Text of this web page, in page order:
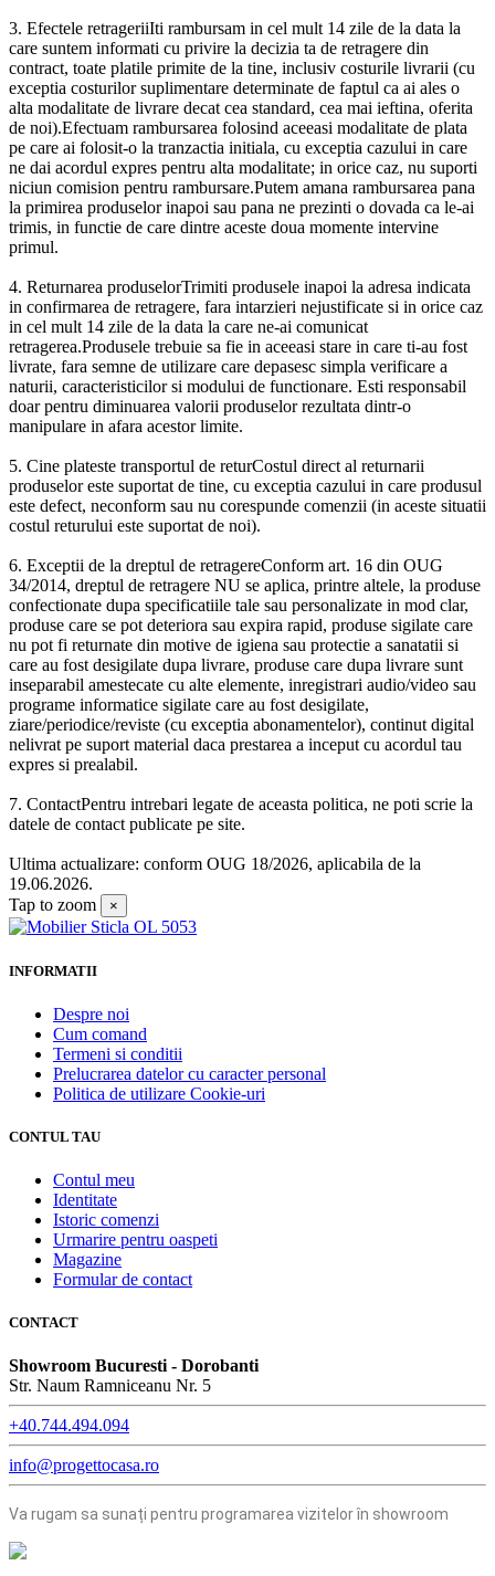
3. Efectele retrageriiIti rambursam in cel mult 14 zile de la data la
care suntem informati cu privire la decizia ta de retragere din
contract, toate platile primite de la tine, inclusiv costurile livrarii (cu
exceptia costurilor suplimentare determinate de faptul ca ai ales o
alta modalitate de livrare decat cea standard, cea mai ieftina, oferita
de noi).Efectuam rambursarea folosind aceeasi modalitate de plata
pe care ai folosit-o la tranzactia initiala, cu exceptia cazului in care
ne dai acordul expres pentru alta modalitate; in orice caz, nu suporti
niciun comision pentru rambursare.Putem amana rambursarea pana
la primirea produselor inapoi sau pana ne prezinti o dovada ca le-ai
trimis, in functie de care dintre aceste doua momente intervine
primul.
4. Returnarea produselorTrimiti produsele inapoi la adresa indicata
in confirmarea de retragere, fara intarzieri nejustificate si in orice caz
in cel mult 14 zile de la data la care ne-ai comunicat
retragerea.Produsele trebuie sa fie in aceeasi stare in care ti-au fost
livrate, fara semne de utilizare care depasesc simpla verificare a
naturii, caracteristicilor si modului de functionare. Esti responsabil
doar pentru diminuarea valorii produselor rezultata dintr-o
manipulare in afara acestor limite.
5. Cine plateste transportul de returCostul direct al returnarii
produselor este suportat de tine, cu exceptia cazului in care produsul
este defect, neconform sau nu corespunde comenzii (in aceste situatii
costul returului este suportat de noi).
6. Exceptii de la dreptul de retragereConform art. 16 din OUG
34/2014, dreptul de retragere NU se aplica, printre altele, la produse
confectionate dupa specificatiile tale sau personalizate in mod clar,
produse care se pot deteriora sau expira rapid, produse sigilate care
nu pot fi returnate din motive de igiena sau protectie a sanatatii si
care au fost desigilate dupa livrare, produse care dupa livrare sunt
inseparabil amestecate cu alte elemente, inregistrari audio/video sau
programe informatice sigilate care au fost desigilate,
ziare/periodice/reviste (cu exceptia abonamentelor), continut digital
nelivrat pe suport material daca prestarea a inceput cu acordul tau
expres si prealabil.
7. ContactPentru intrebari legate de aceasta politica, ne poti scrie la
datele de contact publicate pe site.
Ultima actualizare: conform OUG 18/2026, aplicabila de la
19.06.2026.
Tap to zoom
×
INFORMATII
Despre noi
Cum comand
Termeni si conditii
Prelucrarea datelor cu caracter personal
Politica de utilizare Cookie-uri
CONTUL TAU
Contul meu
Identitate
Istoric comenzi
Urmarire pentru oaspeti
Magazine
Formular de contact
CONTACT
Showroom Bucuresti - Dorobanti
Str. Naum Ramniceanu Nr. 5
+40.744.494.094
info@progettocasa.ro
Va rugam sa sunați pentru programarea vizitelor în showroom